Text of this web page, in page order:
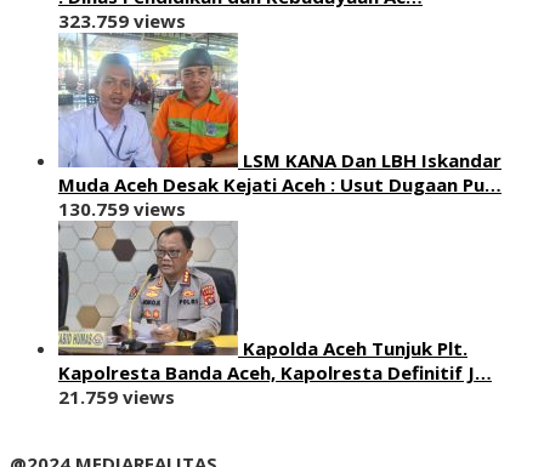
323.759 views
LSM KANA Dan LBH Iskandar
Muda Aceh Desak Kejati Aceh : Usut Dugaan Pu…
130.759 views
Kapolda Aceh Tunjuk Plt.
Kapolresta Banda Aceh, Kapolresta Definitif J…
21.759 views